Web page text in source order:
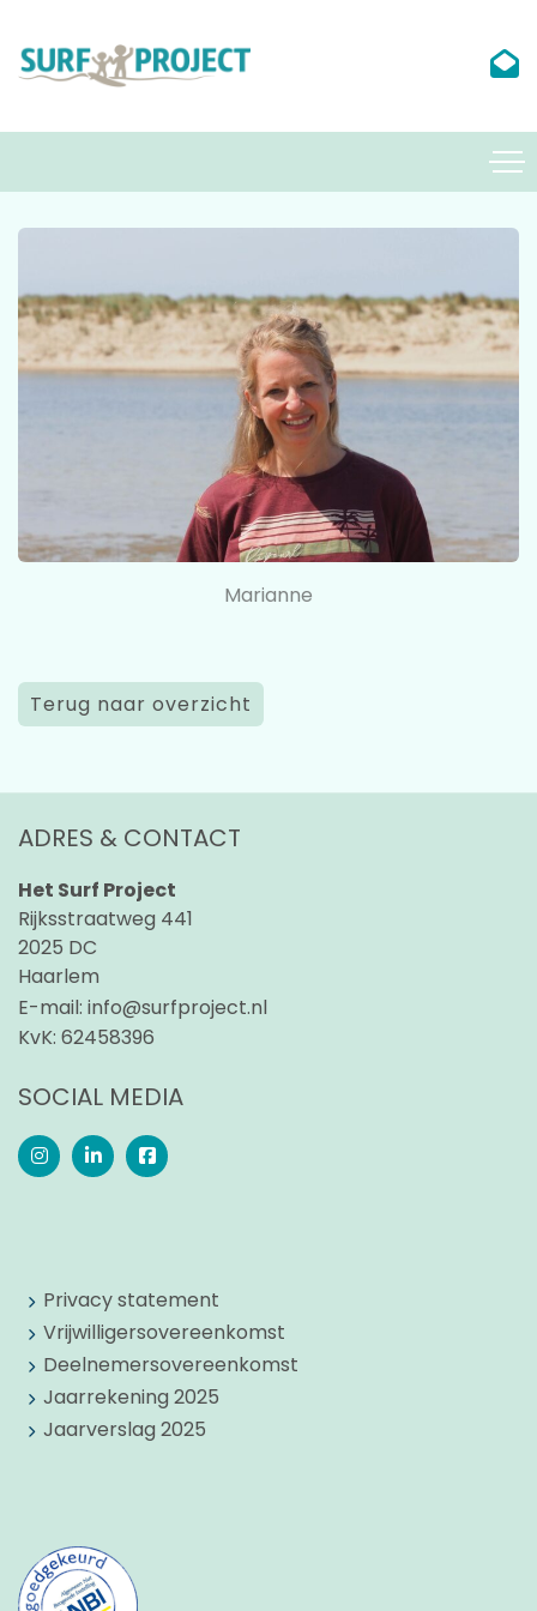
Marianne
Terug naar overzicht
ADRES & CONTACT
Het Surf Project
Rijksstraatweg 441
2025 DC
Haarlem
E-mail: info@surfproject.nl
KvK: 62458396
SOCIAL MEDIA
Privacy statement
Vrijwilligersovereenkomst
Deelnemersovereenkomst
Jaarrekening 2025
Jaarverslag 2025